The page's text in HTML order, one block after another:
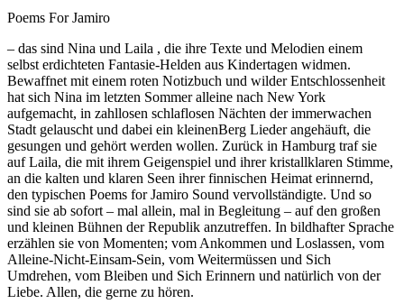
Poems For Jamiro
– das sind Nina und Laila , die ihre Texte und Melodien einem
selbst erdichteten Fantasie-Helden aus Kindertagen widmen.
Bewaffnet mit einem roten Notizbuch und wilder Entschlossenheit
hat sich Nina im letzten Sommer alleine nach New York
aufgemacht, in zahllosen schlaflosen Nächten der immerwachen
Stadt gelauscht und dabei ein kleinenBerg Lieder angehäuft, die
gesungen und gehört werden wollen. Zurück in Hamburg traf sie
auf Laila, die mit ihrem Geigenspiel und ihrer kristallklaren Stimme,
an die kalten und klaren Seen ihrer finnischen Heimat erinnernd,
den typischen Poems for Jamiro Sound vervollständigte. Und so
sind sie ab sofort – mal allein, mal in Begleitung – auf den großen
und kleinen Bühnen der Republik anzutreffen. In bildhafter Sprache
erzählen sie von Momenten; vom Ankommen und Loslassen, vom
Alleine-Nicht-Einsam-Sein, vom Weitermüssen und Sich
Umdrehen, vom Bleiben und Sich Erinnern und natürlich von der
Liebe. Allen, die gerne zu hören.